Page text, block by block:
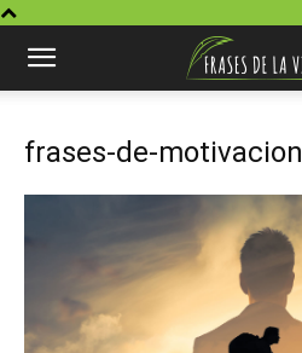
frases-de-motivacion